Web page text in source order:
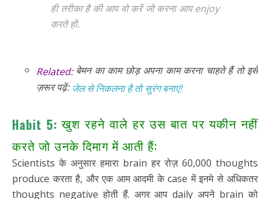
ही तरीका है की आप वो करें जो करना आप enjoy
करते हों.
Related:बेमन का काम छोड़ अपना काम करना चाहते हैं तो इसे
ज़रूर पढ़ें: जेल से निकलना है तो सुरंग बनाएं!
Habit 5: खुश रहने वाले हर उस बात पर यकीन नहीं
करते जो उनके दिमाग में आती हैं:
Scientists के अनुसार हमारा brain हर रोज़ 60,000 thoughts
produce करता है, और एक आम आदमी के case में इनमे से अधिकतर
thoughts negative होती हैं. अगर आप daily अपने brain को